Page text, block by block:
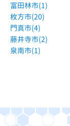
富田林市(1)
枚方市(20)
門真市(4)
藤井寺市(2)
泉南市(1)